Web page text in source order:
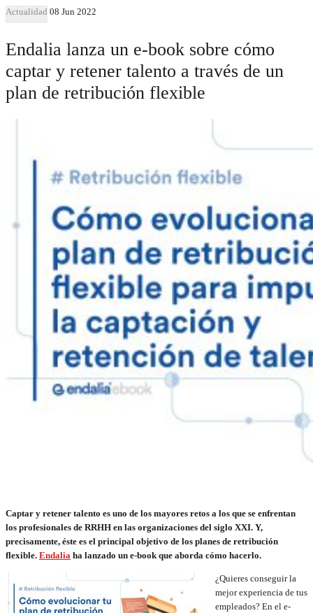
Actualidad 08 Jun 2022
Endalia lanza un e-book sobre cómo
captar y retener talento a través de un
plan de retribución flexible
Captar y retener talento es uno de los mayores retos a los que se enfrentan
los profesionales de RRHH en las organizaciones del siglo XXI. Y,
precisamente, éste es el principal objetivo de los planes de retribución
flexible. Endalia ha lanzado un e-book que aborda cómo hacerlo.
¿Quieres conseguir la
mejor experiencia de tus
empleados? En el e-